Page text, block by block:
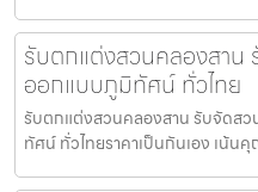
รับตกแต่งสวนคลองสาน
ออกแบบภูมิทัศน์ ทั่วไทย
รับตกแต่งสวนคลองสาน รับจัดส
ทัศน์ ทั่วไทยราคาเป็นกันเอง เน้